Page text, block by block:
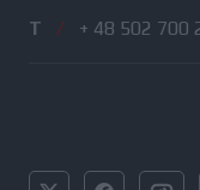
T / + 48 502 700